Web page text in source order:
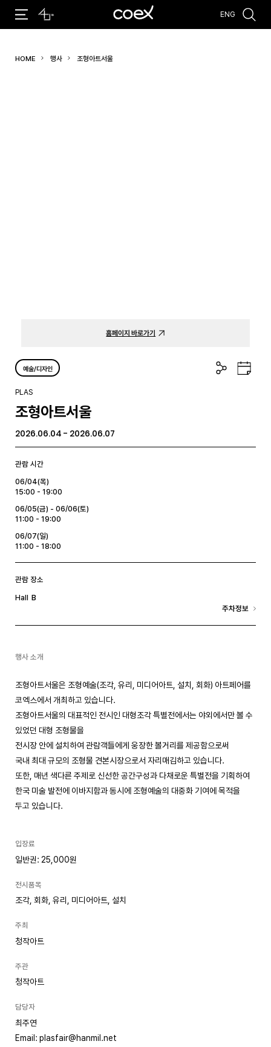
#코엑스 전시 #행사
ENG
HOME 행사 조형아트서울
홈페이지 바로가기
예술/디자인
공
유
구
글
PLAS
조형아트서울
2026.06.04 - 2026.06.07
관람 시간
06/04(목)
15:00 - 19:00
06/05(금) - 06/06(토)
11:00 - 19:00
06/07(일)
11:00 - 18:00
관람 장소
Hall B
주차정보
행사 소개
조형아트서울은 조형예술(조각, 유리, 미디어아트, 설치, 회화) 아트페어를
코엑스에서 개최하고 있습니다.
조형아트서울의 대표적인 전시인 대형조각 특별전에서는 야외에서만 볼 수
있었던 대형 조형물을
전시장 안에 설치하여 관람객들에게 웅장한 볼거리를 제공함으로써
국내 최대 규모의 조형물 견본시장으로서 자리매김하고 있습니다.
또한, 매년 색다른 주제로 신선한 공간구성과 다채로운 특별전을 기획하여
한국 미술 발전에 이바지함과 동시에 조형예술의 대중화 기여에 목적을
두고 있습니다.
입장료
일반권: 25,000원
전시품목
조각, 회화, 유리, 미디어아트, 설치
주최
청작아트
주관
청작아트
담당자
최주연
Email: plasfair@hanmil.net